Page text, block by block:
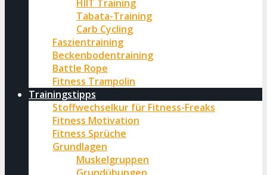
HIIT Training
Tabata-Training
Carb Cycling
Faszientraining
Beckenbodentraining
Battle Rope
Fitness Trampolin
Trainingstipps
Stoffwechselkur für Fitness-Freaks
Fitness Motivation
Fitness Sprüche
Grundlagen
Muskelgruppen